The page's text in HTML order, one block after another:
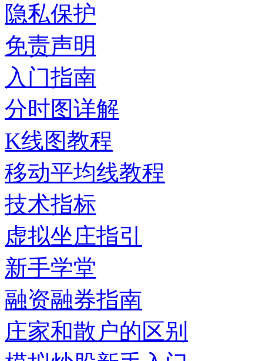
隐私保护
免责声明
入门指南
分时图详解
K线图教程
移动平均线教程
技术指标
虚拟坐庄指引
新手学堂
融资融券指南
庄家和散户的区别